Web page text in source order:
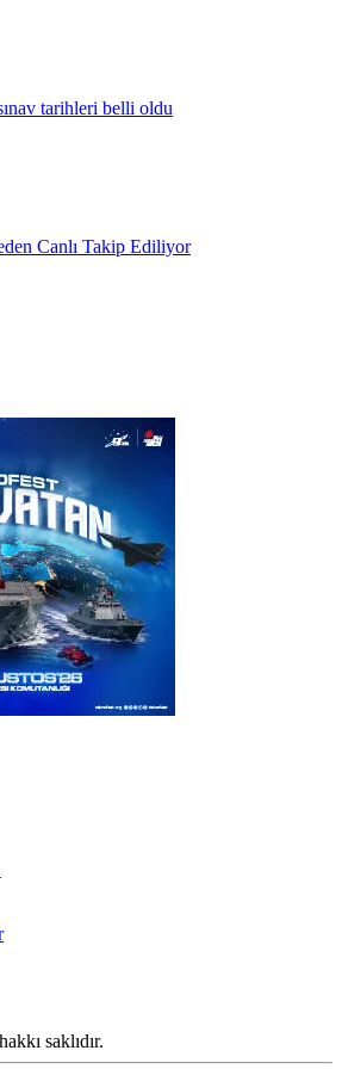
tarihleri belli oldu
Canlı Takip Ediliyor
saklıdır.